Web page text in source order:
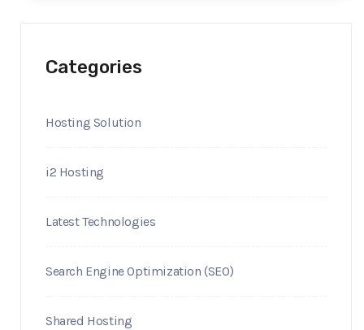
Categories
Hosting Solution
i2 Hosting
Latest Technologies
Search Engine Optimization (SEO)
Shared Hosting